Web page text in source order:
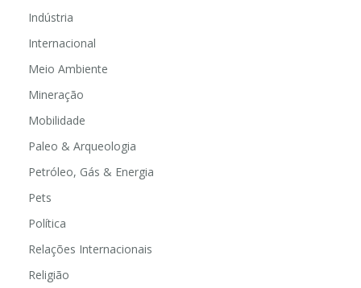
Indústria
Internacional
Meio Ambiente
Mineração
Mobilidade
Paleo & Arqueologia
Petróleo, Gás & Energia
Pets
Política
Relações Internacionais
Religião